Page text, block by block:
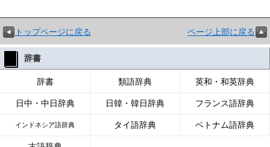
トップページに戻る ページ上部に戻る
辞書
辞書 類語辞典 英和・和英辞典
日中・中日辞典 日韓・韓日辞典 フランス語辞典
インドネシア語辞典 タイ語辞典 ベトナム語辞典